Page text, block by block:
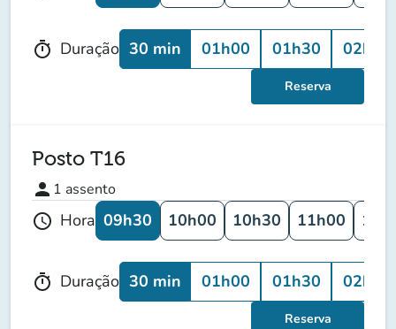
timer Duração 30 min 01h00 01h30 02h00
Reserva
Posto T16
person 1 assento
schedule Hora 09h30 10h00 10h30 11h00
timer Duração 30 min 01h00 01h30 02h00
Reserva